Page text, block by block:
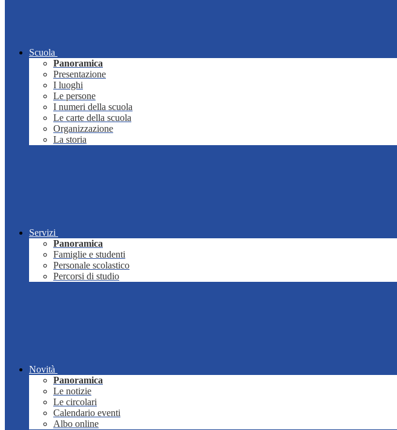
Scuola
Panoramica
Presentazione
I luoghi
Le persone
I numeri della scuola
Le carte della scuola
Organizzazione
La storia
Servizi
Panoramica
Famiglie e studenti
Personale scolastico
Percorsi di studio
Novità
Panoramica
Le notizie
Le circolari
Calendario eventi
Albo online